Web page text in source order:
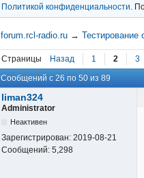
Политикой конфиденциальности .
forum.rcl-radio.ru →Тестирование
Страницы Назад 1 2 3
Сообщений с 26 по 50 из 89
liman324
Administrator
Неактивен
Зарегистрирован: 2019-08-21
Сообщений: 5,298